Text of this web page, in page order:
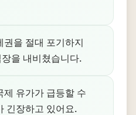
권을 절대 포기하지
을 내비쳤습니다.
제 유가가 급등할 수
긴장하고 있어요.